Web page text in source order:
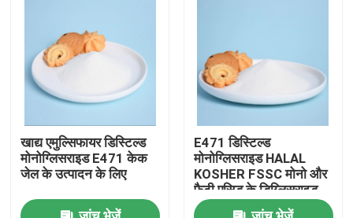
वीडियो
वीआर शो
हमारे बारे में
कारखाना भ्रमण
खाद्य एमुल्सिफायर डिस्टिल्ड
मोनोग्लिसराइड E471 केक
जेल के उत्पादन के लिए
E471 डिस्टिल्ड
मोनोग्लिसराइड HALAL
KOSHER FSSC मोनो और
फैटी एसिड के डिग्लिसराइड